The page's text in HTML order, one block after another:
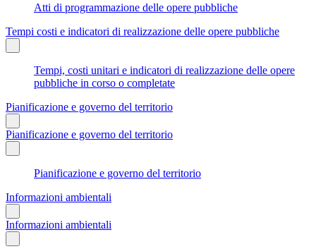
Atti di programmazione delle opere pubbliche
Tempi costi e indicatori di realizzazione delle opere pubbliche
Tempi, costi unitari e indicatori di realizzazione delle opere
pubbliche in corso o completate
Pianificazione e governo del territorio
Pianificazione e governo del territorio
Pianificazione e governo del territorio
Informazioni ambientali
Informazioni ambientali